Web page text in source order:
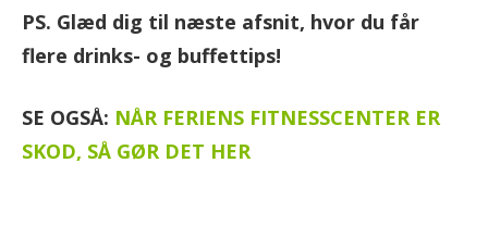
PS. Glæd dig til næste afsnit, hvor du får
flere drinks- og buffettips!
SE OGSÅ: NÅR FERIENS FITNESSCENTER ER
SKOD, SÅ GØR DET HER